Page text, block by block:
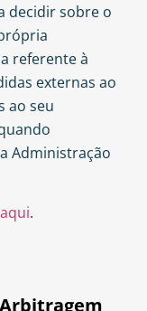
decidir sobre o
referente à
externas ao
ao seu
Administração
.
Arbitragem